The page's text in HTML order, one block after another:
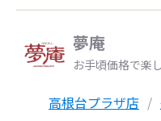
夢庵
お手頃価格で楽
高根台プラザ店